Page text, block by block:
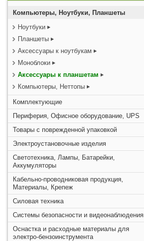
Компьютеры, Ноутбуки, Планшеты
Ноутбуки
Планшеты
Аксессуары к ноутбукам
Моноблоки
Аксессуары к планшетам
Компьютеры, Неттопы
Комплектующие
Периферия, Офисное оборудование, UPS
Товары с поврежденной упаковкой
Электроустановочные изделия
Светотехника, Лампы, Батарейки,
Аккумуляторы
Кабельно-проводниковая продукция,
Материалы, Крепеж
Силовая техника
Системы безопасности и видеонаблюдения
Оснастка и расходные материалы для
электро-бензоинструмента